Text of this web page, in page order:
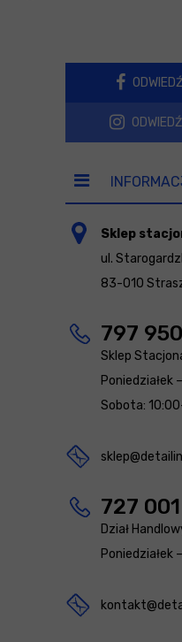
Sklep
ul.
83-010
797
Sklep
Poniedziałek
Sobota:
727
Dział
Poniedziałek